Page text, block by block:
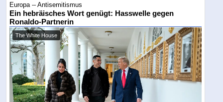
Europa -- Antisemitismus
Ein hebräisches Wort genügt: Hasswelle gegen
Ronaldo-Partnerin
The White House